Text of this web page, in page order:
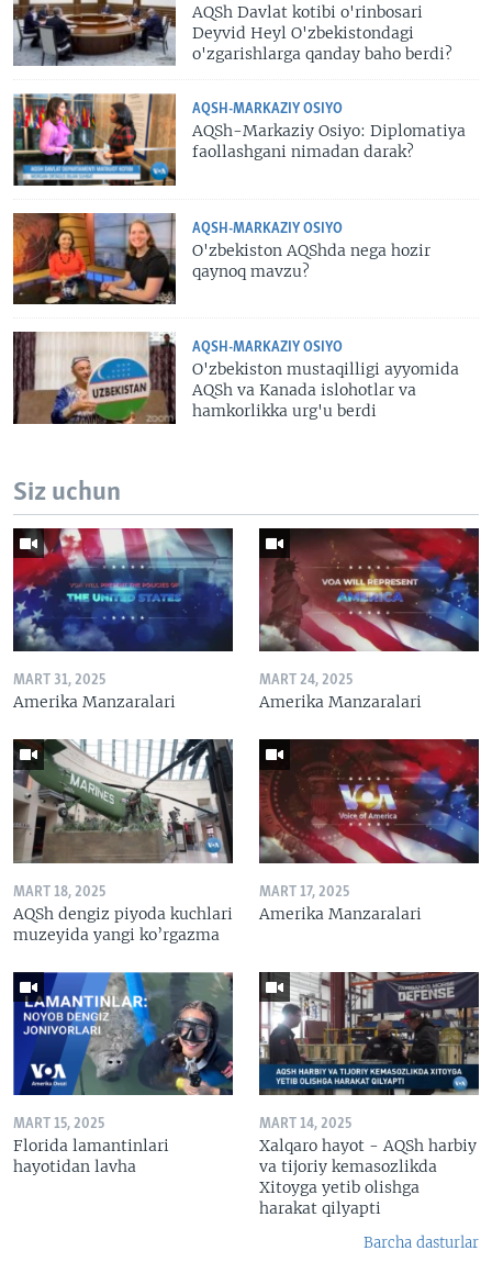
AQSh Davlat kotibi o'rinbosari
Deyvid Heyl O'zbekistondagi
o'zgarishlarga qanday baho berdi?
AQSH-MARKAZIY OSIYO
AQSh-Markaziy Osiyo: Diplomatiya
faollashgani nimadan darak?
AQSH-MARKAZIY OSIYO
O'zbekiston AQShda nega hozir
qaynoq mavzu?
AQSH-MARKAZIY OSIYO
O'zbekiston mustaqilligi ayyomida
AQSh va Kanada islohotlar va
hamkorlikka urg'u berdi
Siz uchun
MART 31, 2025
Amerika Manzaralari
MART 24, 2025
Amerika Manzaralari
MART 18, 2025
AQSh dengiz piyoda kuchlari
muzeyida yangi ko’rgazma
MART 17, 2025
Amerika Manzaralari
MART 15, 2025
Florida lamantinlari
hayotidan lavha
MART 14, 2025
Xalqaro hayot - AQSh harbiy
va tijoriy kemasozlikda
Xitoyga yetib olishga
harakat qilyapti
Barcha dasturlar